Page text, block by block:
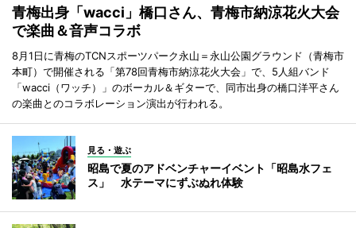
青梅出身「wacci」橋口さん、青梅市納涼花火大会
で楽曲＆音声コラボ
8月1日に青梅のTCNスポーツパーク永山＝永山公園グラウンド（青梅市
本町）で開催される「第78回青梅市納涼花火大会」で、5人組バンド
「wacci（ワッチ）」のボーカル＆ギターで、同市出身の橋口洋平さん
の楽曲とのコラボレーション演出が行われる。
見る・遊ぶ
昭島で夏のアドベンチャーイベント「昭島水フェ
ス」 水テーマにずぶぬれ体験